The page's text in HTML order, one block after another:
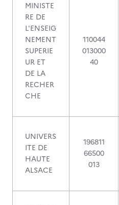
MINISTE
RE DE
L'ENSEIG
NEMENT
SUPERIE
UR ET
DE LA
RECHER
CHE
110044
013000
40
UNIVERS
ITE DE
HAUTE
ALSACE
196811
66500
013